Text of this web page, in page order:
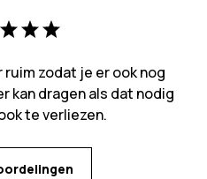
zodat je er ook nog
kan dragen als dat nodig
te verliezen.